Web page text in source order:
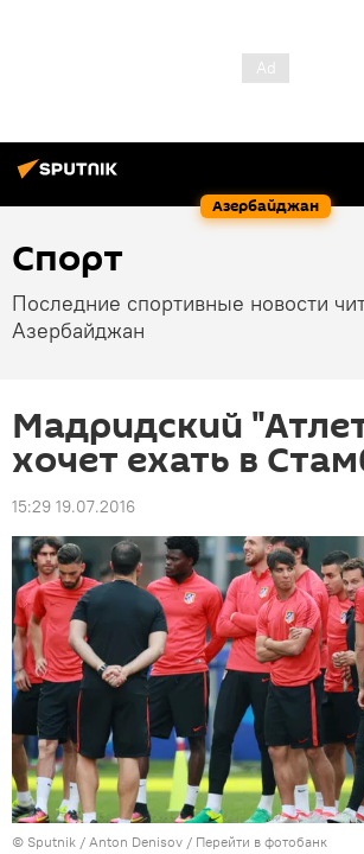
Азербайджан
Спорт
Последние спортивные новости
Азербайджан
Мадридский
хочет ехать в
15:29 19.07.2016
© Sputnik / Anton Denisov / Перейти в фотобанк